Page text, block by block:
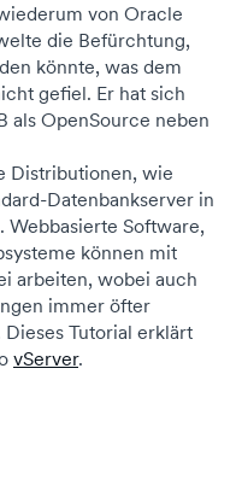
von Oracle
die Befürchtung,
könnte, was dem
gefiel. Er hat sich
als OpenSource neben
Distributionen, wie
Datenbankserver in
Webbasierte Software,
können mit
arbeiten, wobei auch
immer öfter
Tutorial erklärt
vServer.